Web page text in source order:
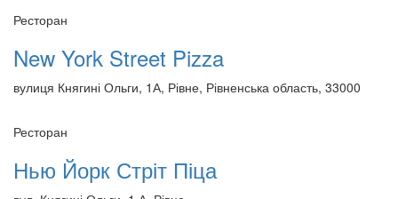
Ресторан
New York Street Pizza
вулиця Княгині Ольги, 1А, Рівне, Рівненська область, 33000
Ресторан
Нью Йорк Стріт Піца